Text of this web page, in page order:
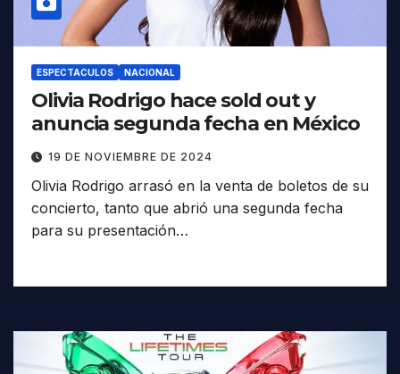
ESPECTACULOS NACIONAL
Olivia Rodrigo hace sold out y
anuncia segunda fecha en México
19 DE NOVIEMBRE DE 2024
Olivia Rodrigo arrasó en la venta de boletos de su
concierto, tanto que abrió una segunda fecha
para su presentación…